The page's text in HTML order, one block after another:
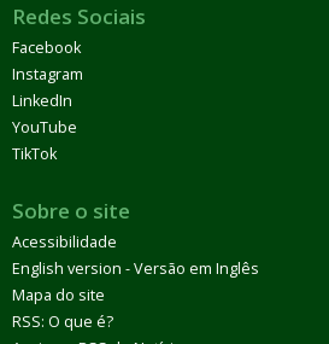
Redes Sociais
Facebook
Instagram
LinkedIn
YouTube
TikTok
Sobre o site
Acessibilidade
English version - Versão em Inglês
Mapa do site
RSS: O que é?